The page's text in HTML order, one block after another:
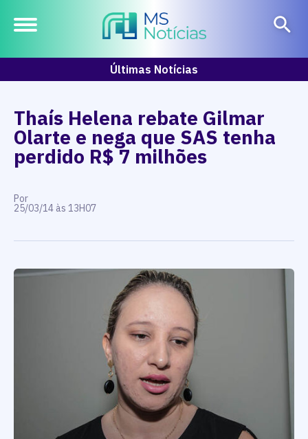
Últimas Notícias
Thaís Helena rebate Gilmar
Olarte e nega que SAS tenha
perdido R$ 7 milhões
Por
25/03/14 às 13H07